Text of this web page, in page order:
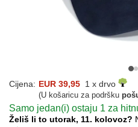
Cijena: EUR 39,95 1 x drvo
(U košaricu za podršku
Samo jedan(i) ostaju 1 za
Želiš li to utorak, 11. kolovoz?